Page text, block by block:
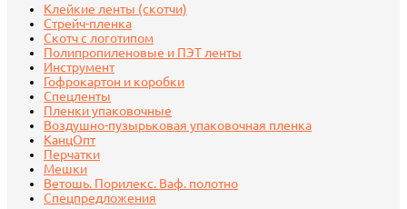
Клейкие ленты (скотчи)
Стрейч-пленка
Скотч с логотипом
Полипропиленовые и ПЭТ ленты
Инструмент
Гофрокартон и коробки
Спецленты
Пленки упаковочные
Воздушно-пузырьковая упаковочная пленка
КанцОпт
Перчатки
Мешки
Ветошь. Порилекс. Ваф. полотно
Спецпредложения